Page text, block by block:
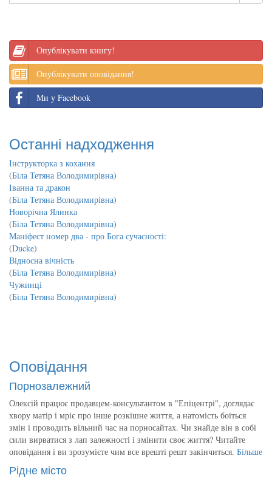
Опублікувати книгу!
Опублікувати оповідання!
Ми у Facebook
Останні надходження
Інструкторка з кохання
(Біла Тетяна Володимирівна)
Іванна та дракон
(Біла Тетяна Володимирівна)
Новорічна Ялинка
(Біла Тетяна Володимирівна)
Маніфест номер два - про Бога сучасності:
(Ducke)
Відносна вічність
(Біла Тетяна Володимирівна)
Чужинці
(Біла Тетяна Володимирівна)
Оповідання
Порнозалежний
Олексій працює продавцем-консультантом в "Епіцентрі", доглядає
хвору матір і мріє про інше розкішне життя, а натомість боїться
змін і проводить вільний час на порносайтах. Чи знайде він в собі
сили вирватися з лап залежності і змінити своє життя? Читайте
оповідання і ви зрозумієте чим все врешті решт закінчиться. Більше
Рідне місто